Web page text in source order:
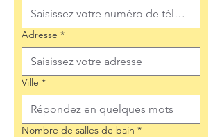
Adresse *
Ville *
Nombre de salles de bain *